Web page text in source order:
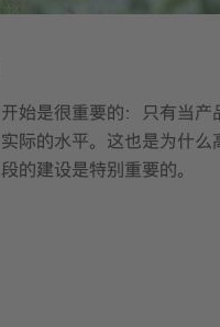
开始是很重要的：只有当
实际的水平。这也是为什
段的建设是特别重要的。